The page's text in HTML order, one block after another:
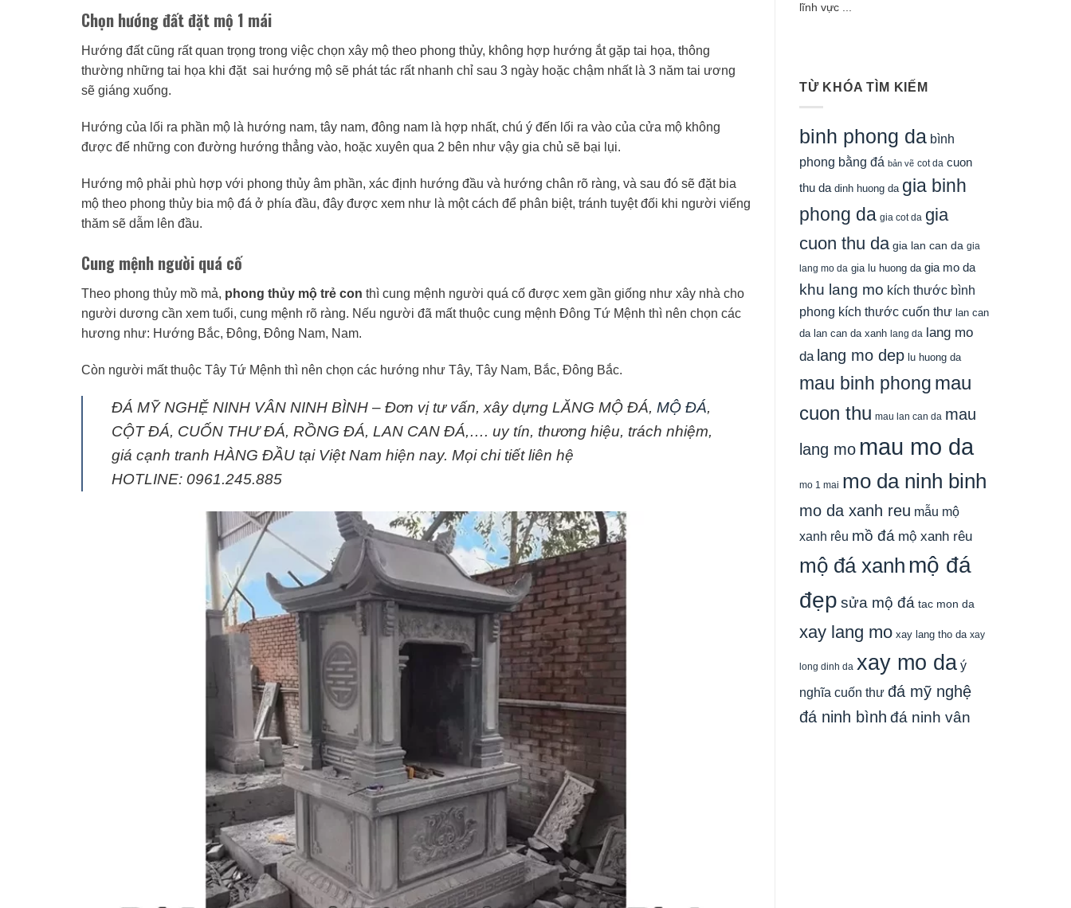
Chọn hướng đất đặt mộ 1 mái
Hướng đất cũng rất quan trọng trong việc chọn xây mộ theo phong thủy, không hợp hướng ắt gặp tai họa, thông
thường những tai họa khi đặt sai hướng mộ sẽ phát tác rất nhanh chỉ sau 3 ngày hoặc chậm nhất là 3 năm tai ương
sẽ giáng xuống.
Hướng của lối ra phần mộ là hướng nam, tây nam, đông nam là hợp nhất, chú ý đến lối ra vào của cửa mộ không
được để những con đường hướng thẳng vào, hoặc xuyên qua 2 bên như vậy gia chủ sẽ bại lụi.
Hướng mộ phải phù hợp với phong thủy âm phần, xác định hướng đầu và hướng chân rõ ràng, và sau đó sẽ đặt bia
mộ theo phong thủy bia mộ đá ở phía đầu, đây được xem như là một cách để phân biệt, tránh tuyệt đối khi người viếng
thăm sẽ dẫm lên đầu.
Cung mệnh người quá cố
Theo phong thủy mồ mả, phong thủy mộ trẻ con thì cung mệnh người quá cố được xem gần giống như xây nhà cho
người dương cần xem tuổi, cung mệnh rõ ràng. Nếu người đã mất thuộc cung mệnh Đông Tứ Mệnh thì nên chọn các
hương như: Hướng Bắc, Đông, Đông Nam, Nam.
Còn người mất thuộc Tây Tứ Mệnh thì nên chọn các hướng như Tây, Tây Nam, Bắc, Đông Bắc.
ĐÁ MỸ NGHỆ NINH VÂN NINH BÌNH – Đơn vị tư vấn, xây dựng LĂNG MỘ ĐÁ, MỘ ĐÁ,
CỘT ĐÁ, CUỐN THƯ ĐÁ, RỒNG ĐÁ, LAN CAN ĐÁ,…. uy tín, thương hiệu, trách nhiệm,
giá cạnh tranh HÀNG ĐẦU tại Việt Nam hiện nay. Mọi chi tiết liên hệ
HOTLINE: 0961.245.885
lĩnh vực ...
TỪ KHÓA TÌM KIẾM
binh phong da bình
phong bằng đá bản vẽ cot da cuon
thu da dinh huong da gia binh
phong da gia cot da gia
cuon thu da gia lan can da gia
lang mo da gia lu huong da gia mo da
khu lang mo kích thước bình
phong kích thước cuốn thư lan can
da lan can da xanh lang da lang mo
da lang mo dep lu huong da
mau binh phong mau
cuon thu mau lan can da mau
lang mo mau mo da
mo 1 mai mo da ninh binh
mo da xanh reu mẫu mộ
xanh rêu mồ đá mộ xanh rêu
mộ đá xanh mộ đá
đẹp sửa mộ đá tac mon da
xay lang mo xay lang tho da xay
long dinh da xay mo da ý
nghĩa cuốn thư đá mỹ nghệ
đá ninh bình đá ninh vân